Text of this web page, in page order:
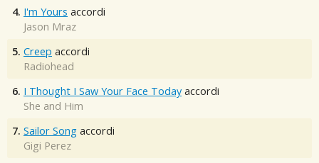
4. I'm Yours accordi
Jason Mraz
5. Creep accordi
Radiohead
6. I Thought I Saw Your Face Today accordi
She and Him
7. Sailor Song accordi
Gigi Perez